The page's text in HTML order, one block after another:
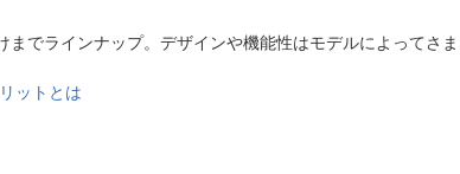
でラインナップ。デザインや機能性はモデルによってさ
ットとは